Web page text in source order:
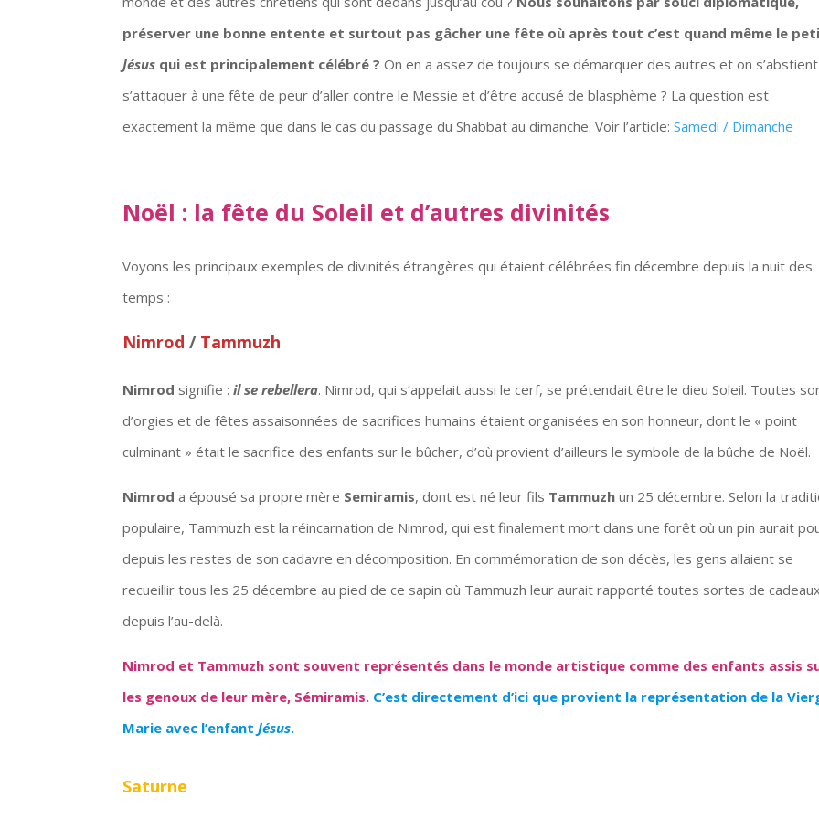
préserver une bonne entente et surtout pas gâcher une fête où après tout c’est quand même le
Jésus qui est principalement célébré ? On en a assez de toujours se démarquer des autres et on
s’attaquer à une fête de peur d’aller contre le Messie et d’être accusé de blasphème ? La question est
exactement la même que dans le cas du passage du Shabbat au dimanche. Voir l’article:Samedi / Dimanche
Noël : la fête du Soleil et d’autres divinités
Voyons les principaux exemples de divinités étrangères qui étaient célébrées fin décembre depuis la nuit des
temps :
Nimrod/Tammuzh
Nimrod signifie :il se rebellera. Nimrod, qui s’appelait aussi le cerf, se prétendait être le dieu Soleil. Toutes
d’orgies et de fêtes assaisonnées de sacrifices humains étaient organisées en son honneur, dont le « point
culminant » était le sacrifice des enfants sur le bûcher, d’où provient d’ailleurs le symbole de la bûche de Noël.
Nimrod a épousé sa propre mère Semiramis, dont est né leur fils Tammuzh un 25 décembre. Selon la
populaire, Tammuzh est la réincarnation de Nimrod, qui est finalement mort dans une forêt où un pin aurait
depuis les restes de son cadavre en décomposition. En commémoration de son décès, les gens allaient se
recueillir tous les 25 décembre au pied de ce sapin où Tammuzh leur aurait rapporté toutes sortes de cadeaux
depuis l’au-delà.
Nimrod et Tammuzh sont souvent représentés dans le monde artistique comme des enfants assis
les genoux de leur mère, Sémiramis. C’est directement d’ici que provient la représentation de la
Marie avec l’enfantJésus.
Saturne